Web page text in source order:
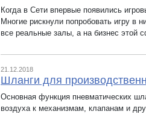
Когда в Сети впервые появились
Многие рискнули попробовать игру в
все реальные залы, а на бизнес этой
21.12.2018
Шланги для
Основная функция пневматических
воздуха к механизмам, клапанам и